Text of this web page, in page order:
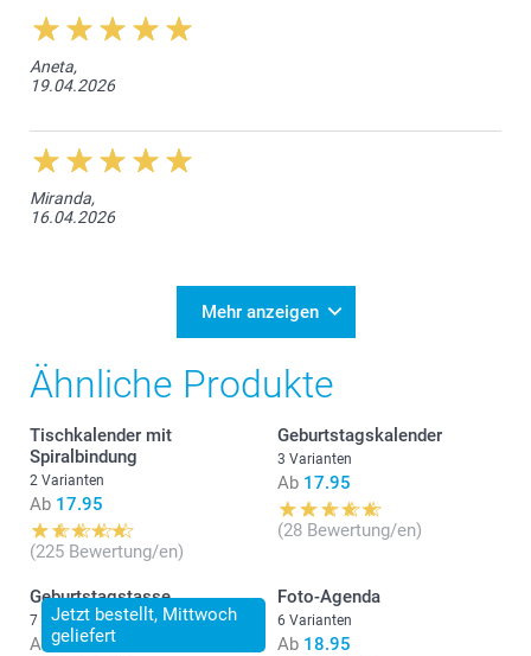
Aneta,
19.04.2026
Miranda,
16.04.2026
Mehr anzeigen
Ähnliche Produkte
Tischkalender mit
Spiralbindung
2 Varianten
Ab 17.95
(225 Bewertung/en)
Geburtstagskalender
3 Varianten
Ab 17.95
(28 Bewertung/en)
Jetzt bestellt, Mittwoch
geliefert
Geburtstagstasse
7 Varianten
Ab 14.95
Foto-Agenda
6 Varianten
Ab 18.95